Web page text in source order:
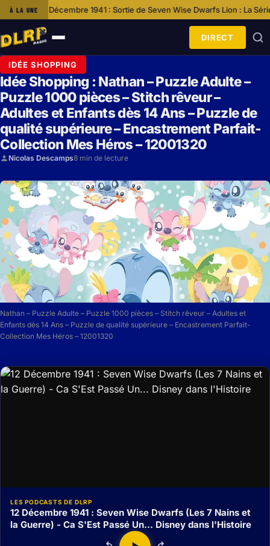
À LA UNE
1941 : Sortie de Seven Wise Dwarfs·Lion : La Série Événement De
Ouvrir
le
menu
DIRECT
IDÉE SHOPPING
Idée Shopping : Nathan – Puzzle Adulte –
Puzzle 1000 pièces – Stitch rêveur –
Adultes et Enfants dès 14 Ans – Puzzle de
qualité supérieure – Encastrement Parfait-
Collection Mes Héros – 12001320
Nicolas Descamps8 min de lecture
Nathan – Puzzle Adulte – Puzzle 1000 pièces – Stitch rêveur – Adultes et
Enfants dès 14 Ans – Puzzle de qualité supérieure – Encastrement Parfait-
Collection Mes Héros – 12001320
LES PODCASTS DE DLRP
12 Décembre 1941 : Seven Wise Dwarfs (Les 7 Nains et
la Guerre) - Ca S'Est Passé Un... Disney dans l'Histoire